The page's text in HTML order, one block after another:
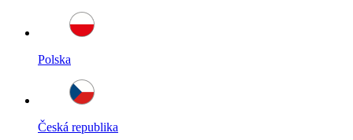
Polska
Česká republika